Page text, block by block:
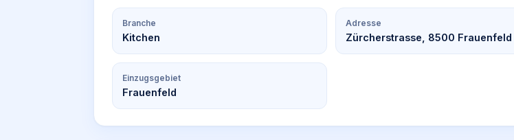
Branche
Kitchen
Adresse
Zürcherstrasse, 8500 Frauenfeld
Einzugsgebiet
Frauenfeld